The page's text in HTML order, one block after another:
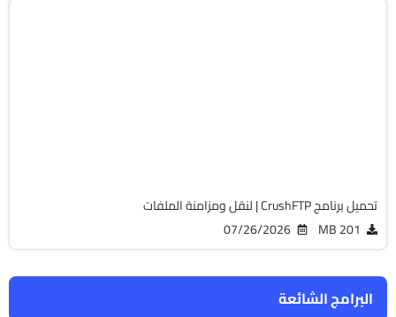
البرامج الشائعة
تحميل برنامج CrushFTP | لنقل ومزامنة الملفات
201 MB
07/26/2026